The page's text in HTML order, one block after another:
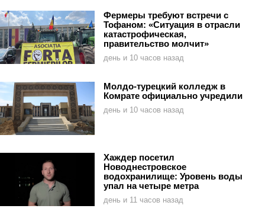
Фермеры требуют встречи с
Тофаном: «Ситуация в отрасли
катастрофическая,
правительство молчит»
день и 10 часов назад
Молдо-турецкий колледж в
Комрате официально учредили
день и 10 часов назад
Хаждер посетил
Новоднестровское
водохранилище: Уровень воды
упал на четыре метра
день и 11 часов назад